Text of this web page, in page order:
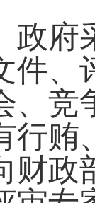
府采
件、
竞争
行贿
财政